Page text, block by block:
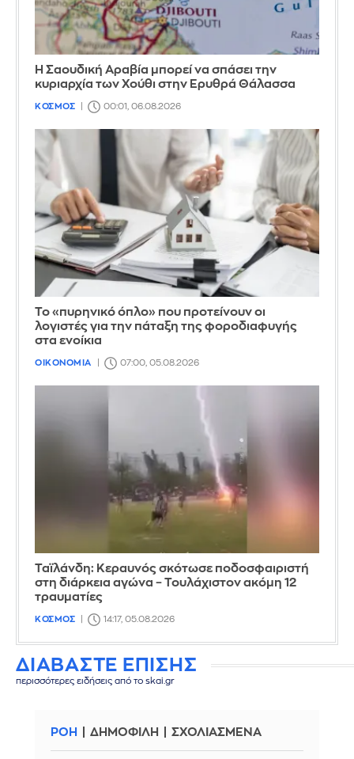
Η Σαουδική Αραβία μπορεί να σπάσει την
κυριαρχία των Χούθι στην Ερυθρά Θάλασσα
ΚΟΣΜΟΣ 00:01, 06.08.2026
Το «πυρηνικό όπλο» που προτείνουν οι
λογιστές για την πάταξη της φοροδιαφυγής
στα ενοίκια
ΟΙΚΟΝΟΜΙΑ 07:00, 05.08.2026
Ταϊλάνδη: Κεραυνός σκότωσε ποδοσφαιριστή
στη διάρκεια αγώνα – Τουλάχιστον ακόμη 12
τραυματίες
ΚΟΣΜΟΣ 14:17, 05.08.2026
ΔΙΑΒΑΣΤΕ ΕΠΙΣΗΣ
περισσότερες ειδήσεις από το skai.gr
ΡΟΗ ΔΗΜΟΦΙΛΗ ΣΧΟΛΙΑΣΜΕΝΑ